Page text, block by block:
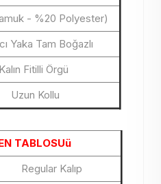
- %20 Polyester)
Yaka Tam Boğazlı
Kalın Fitilli Örgü
Uzun Kollu
TABLOSUü
Regular Kalıp